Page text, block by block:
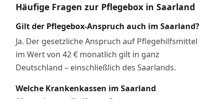
Häufige Fragen zur Pflegebox in Saarland
Gilt der Pflegebox-Anspruch auch im Saarland?
Ja. Der gesetzliche Anspruch auf Pflegehilfsmittel
im Wert von 42 € monatlich gilt in ganz
Deutschland – einschließlich des Saarlands.
Welche Krankenkassen im Saarland